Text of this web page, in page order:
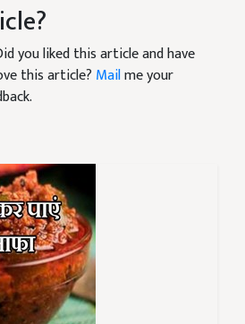
you liked this article and have
this article? Mailme your